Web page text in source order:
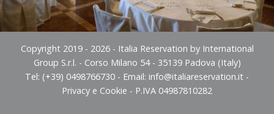
Copyright 2019 - 2026 - Italia Reservation by International
Group S.r.l. - Corso Milano 54 - 35139 Padova (Italy)
Tel: (+39) 0498766730 - Email: info@italiareservation.it -
Privacy e Cookie - P.IVA 04987810282